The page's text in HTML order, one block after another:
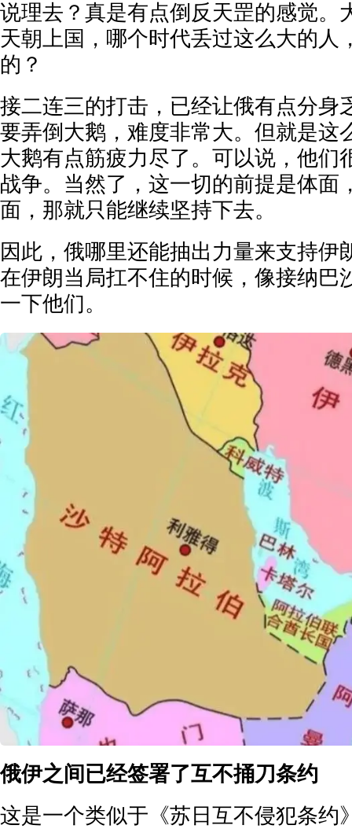
说理去？真是有点倒反天罡的感觉。
天朝上国，哪个时代丢过这么大的人
的？
接二连三的打击，已经让俄有点分身
要弄倒大鹅，难度非常大。但就是这
大鹅有点筋疲力尽了。可以说，他们
战争。当然了，这一切的前提是体面
面，那就只能继续坚持下去。
因此，俄哪里还能抽出力量来支持伊
在伊朗当局扛不住的时候，像接纳巴
一下他们。
俄伊之间已经签署了互不捅刀条约
这是一个类似于《苏日互不侵犯条约